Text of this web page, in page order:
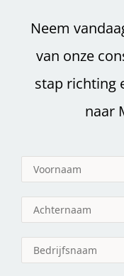
Neem
van onze
stap richting
naar